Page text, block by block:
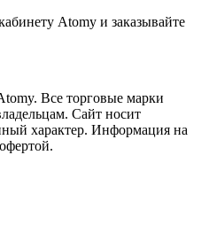
Atomy и заказывайте
Все торговые марки
Сайт носит
характер. Информация на